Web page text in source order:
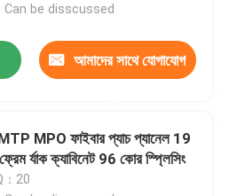
Can be disscussed
আমাদের সাথে যোগাযোগ
MPO ফাইবার প্যাচ প্যানেল 19
র্যাক ক্যাবিনেট 96 কোর স্প্লিসিং
：20